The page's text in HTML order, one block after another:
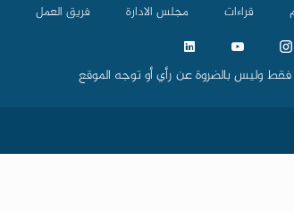
قراءات مجلس الادارة فريق العمل
فقط وليس بالضروة عن رأي أو توجه الموقع